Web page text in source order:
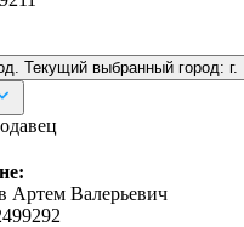
Текущий выбранный город: г.
Валерьевич